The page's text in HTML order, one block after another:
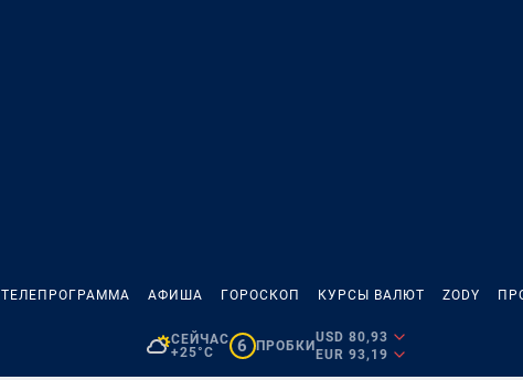
ТЕЛЕПРОГРАММА АФИША ГОРОСКОП КУРСЫ ВАЛЮТ ZODY
СЕЙЧАС
+25°C
6 ПРОБКИ
USD 80,93
EUR 93,19